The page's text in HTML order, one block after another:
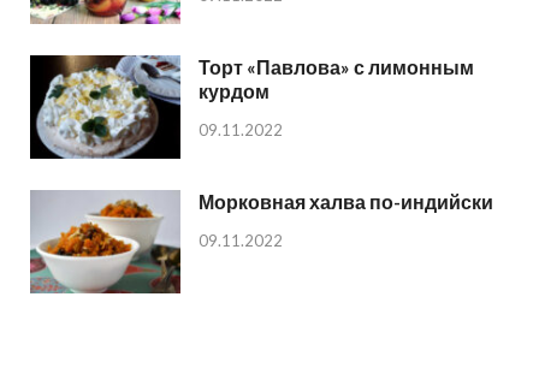
Торт «Павлова» с лимонным
курдом
09.11.2022
Морковная халва по-индийски
09.11.2022